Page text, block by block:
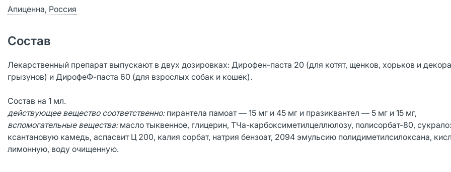
Апиценна, Россия
Состав
Лекарственный препарат выпускают в двух дозировках: Дирофен-паста 20 (для котят, щенков, хорьков и
грызунов) и ДирофеФ-паста 60 (для взрослых собак и кошек).
Состав на 1 мл.
действующеевещество соответственно:пирантела памоат — 15 мг и 45 мг и празиквантел — 5 мг и 15 мг,
вспомогательные вещества: масло тыквенное, глицерин, ТЧа-карбоксиметилцеллюлозу, полисорбат-80,
ксантановую камедь, аспасвит Ц 200, калия сорбат, натрия бензоат, 2094 эмульсию полидиметилсилоксана,
лимонную, воду очищенную.